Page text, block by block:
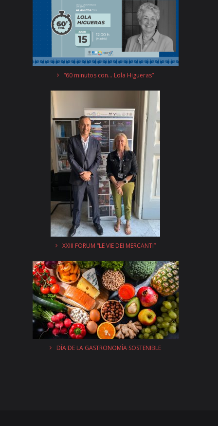
“60 minutos con… Lola Higueras”
XXIII FORUM “LE VIE DEI MERCANTI”
DÍA DE LA GASTRONOMÍA SOSTENIBLE